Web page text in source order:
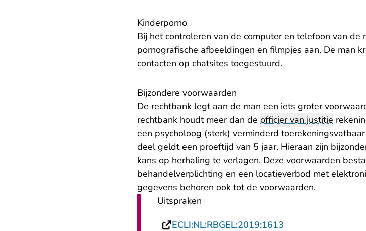
Kinderporno
Bij het controleren van de computer en telefoon van
pornografische afbeeldingen en filmpjes aan. De man
contacten op chatsites toegestuurd.
Bijzondere voorwaarden
De rechtbank legt aan de man een iets groter
rechtbank houdt meer dan de officier van justitie
een psycholoog (sterk) verminderd
deel geldt een proeftijd van 5 jaar. Hieraan zijn
kans op herhaling te verlagen. Deze voorwaarden
behandelverplichting en een locatieverbod met
gegevens behoren ook tot de voorwaarden.
Uitspraken
ECLI:NL:RBGEL:2019:1613